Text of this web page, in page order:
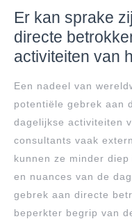
Er kan sprake
directe
activiteiten van
Een nadeel van
potentiële gebrek aan
dagelijkse activiteiten
consultants vaak
kunnen ze minder
en nuances van de
gebrek aan directe
beperkter begrip van